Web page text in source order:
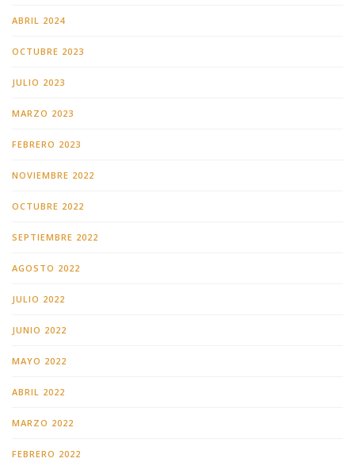
ABRIL 2024
OCTUBRE 2023
JULIO 2023
MARZO 2023
FEBRERO 2023
NOVIEMBRE 2022
OCTUBRE 2022
SEPTIEMBRE 2022
AGOSTO 2022
JULIO 2022
JUNIO 2022
MAYO 2022
ABRIL 2022
MARZO 2022
FEBRERO 2022